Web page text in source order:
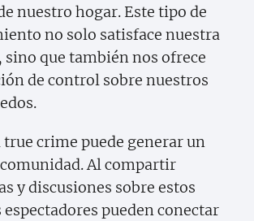
nuestro hogar. Este tipo de
no solo satisface nuestra
que también nos ofrece
de control sobre nuestros
true crime puede generar un
Al compartir
y discusiones sobre estos
pueden conectar